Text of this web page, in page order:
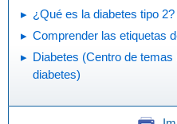
¿Qué es la diabetes tipo 2?
Comprender las etiquetas
Diabetes (Centro de
diabetes)